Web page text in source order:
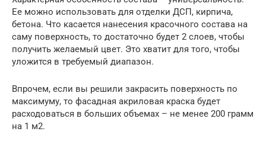
Ее можно использовать для отделки ДСП, кирпича,
бетона. Что касается нанесения красочного состава на
саму поверхность, то достаточно будет 2 слоев, чтобы
получить желаемый цвет. Это хватит для того, чтобы
уложится в требуемый диапазон.
Впрочем, если вы решили закрасить поверхность по
максимуму, то фасадная акриловая краска будет
расходоваться в больших объемах – не менее 200 грамм
на 1 м2.